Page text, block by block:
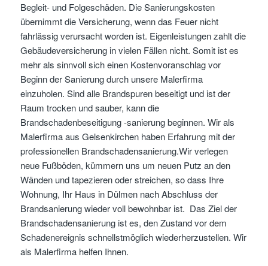
Begleit- und Folgeschäden. Die Sanierungskosten
übernimmt die Versicherung, wenn das Feuer nicht
fahrlässig verursacht worden ist. Eigenleistungen zahlt die
Gebäudeversicherung in vielen Fällen nicht. Somit ist es
mehr als sinnvoll sich einen Kostenvoranschlag vor
Beginn der Sanierung durch unsere Malerfirma
einzuholen. Sind alle Brandspuren beseitigt und ist der
Raum trocken und sauber, kann die
Brandschadenbeseitigung -sanierung beginnen. Wir als
Malerfirma aus Gelsenkirchen haben Erfahrung mit der
professionellen Brandschadensanierung.Wir verlegen
neue Fußböden, kümmern uns um neuen Putz an den
Wänden und tapezieren oder streichen, so dass Ihre
Wohnung, Ihr Haus in Dülmen nach Abschluss der
Brandsanierung wieder voll bewohnbar ist. Das Ziel der
Brandschadensanierung ist es, den Zustand vor dem
Schadenereignis schnellstmöglich wiederherzustellen. Wir
als Malerfirma helfen Ihnen.